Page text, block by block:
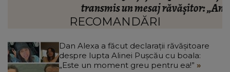
transmis un mesaj răvășitor: „Am comori în cer,
dar mă doare.”
RECOMANDĂRI
Dan Alexa a făcut declarații răvășitoare
despre lupta Alinei Pușcău cu boala:
„Este un moment greu pentru ea!”